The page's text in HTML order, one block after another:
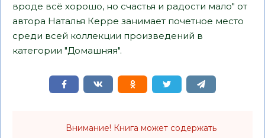
вроде всё хорошо, но счастья и радости мало" от
автора Наталья Керре занимает почетное место
среди всей коллекции произведений в
категории "Домашняя".
Внимание! Книга может содержать